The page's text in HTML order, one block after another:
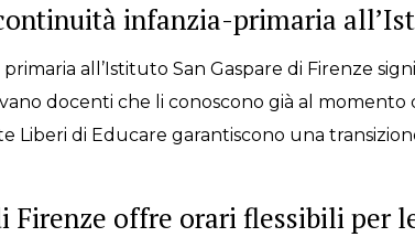
infanzia-primaria
all’Istituto San Gaspare di Firenze
docenti che li conoscono già al momento
di Educare garantiscono una
Firenze offre orari flessibili per